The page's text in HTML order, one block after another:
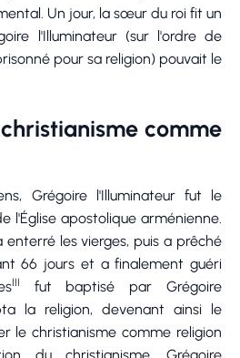
Un jour, la sœur du roi fit un
l'Illuminateur (sur l'ordre de
pour sa religion) pouvait le
comme
Grégoire l'Illuminateur fut le
l'Église apostolique arménienne.
enterré les vierges, puis a prêché
66 jours et a finalement guéri
III
fut baptisé par Grégoire
la religion, devenant ainsi le
le christianisme comme religion